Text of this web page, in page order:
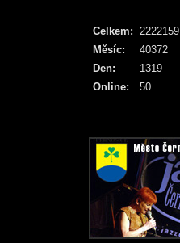
Online: 50
Celkem: 2222159
Měsíc:
40372
Den:
1319